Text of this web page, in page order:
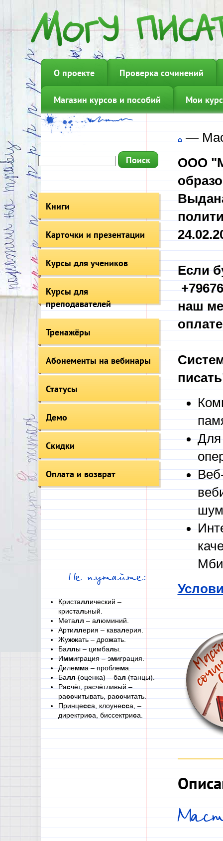
О проекте Проверка сочинений
Магазин курсов и пособий Мои
Книги
Карточки и презентации
Курсы для учеников
Курсы для
преподавателей
Тренажёры
Абонементы на вебинары
Статусы
Демо
Скидки
Оплата и возврат
Не путайте:
Кристаллический –
кристальный.
Металл– алюминий.
Артиллерия – кавалерия.
Жужжать – дрожать.
Баллы – цимбалы.
Иммиграция – эмиграция.
Дилемма – проблема.
Балл(оценка) – бал(танцы).
Расчёт, расчётливый –
рассчитывать, рассчитать.
Принцесса, клоунесса, –
директриса, биссектриса.
—
ООО
Если
наш
Для